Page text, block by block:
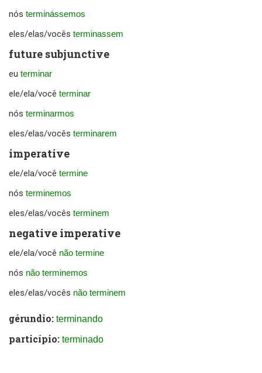
nós terminássemos
eles/elas/vocês terminassem
future subjunctive
eu terminar
ele/ela/você terminar
nós terminarmos
eles/elas/vocês terminarem
imperative
ele/ela/você termine
nós terminemos
eles/elas/vocês terminem
negative imperative
ele/ela/você não termine
nós não terminemos
eles/elas/vocês não terminem
gérundio: terminando
particípio: terminado